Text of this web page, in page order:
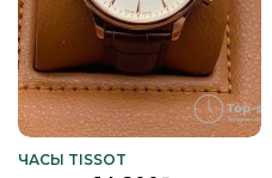
ПОКРЫТИЕ
Полное
защитное IPS
покрытие
Часы мужские
ЧАСЫ TISSOT